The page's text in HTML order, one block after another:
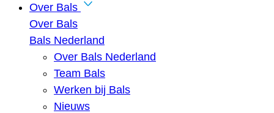
Over Bals
Over Bals
Bals Nederland
Over Bals Nederland
Team Bals
Werken bij Bals
Nieuws